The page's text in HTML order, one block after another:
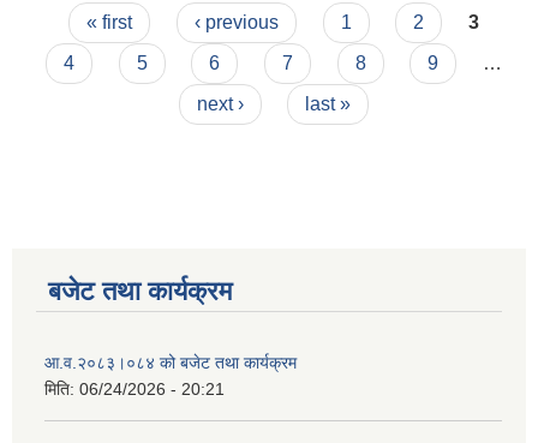
Pages
« first ‹ previous 1 2
3
4
5 6 7 8 9
…
next ›
last »
बजेट तथा कार्यक्रम
आ.व.२०८३।०८४ को बजेट तथा कार्यक्रम
मिति: 06/24/2026 - 20:21